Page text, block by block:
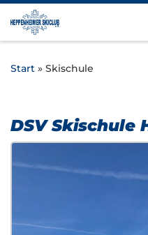
Zum Inhalt springen
Start » Skischule
DSV Skischule